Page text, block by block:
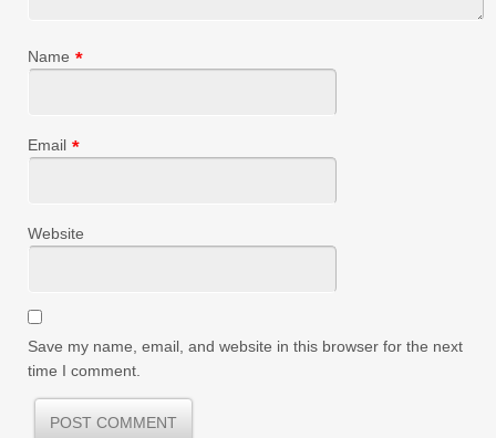
Name *
Email *
Website
Save my name, email, and website in this browser for the next
time I comment.